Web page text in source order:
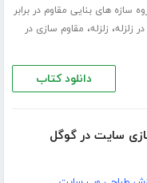
سازه های بنایی مقاوم در برابر
زلزله، زلزله، مقاوم سازی در
دانلود کتاب
سایت در گوگل